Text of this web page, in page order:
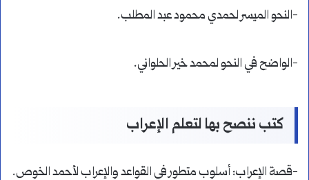
-النحو الميسر لحمدي محمود عبد المطلب.
-الواضح في النحو لمحمد خير الحلواني.
كتب ننصح بها لتعلم الإعراب
-قصة الإعراب: أسلوب متطور في القواعد والإعراب لأحمد الخوص.